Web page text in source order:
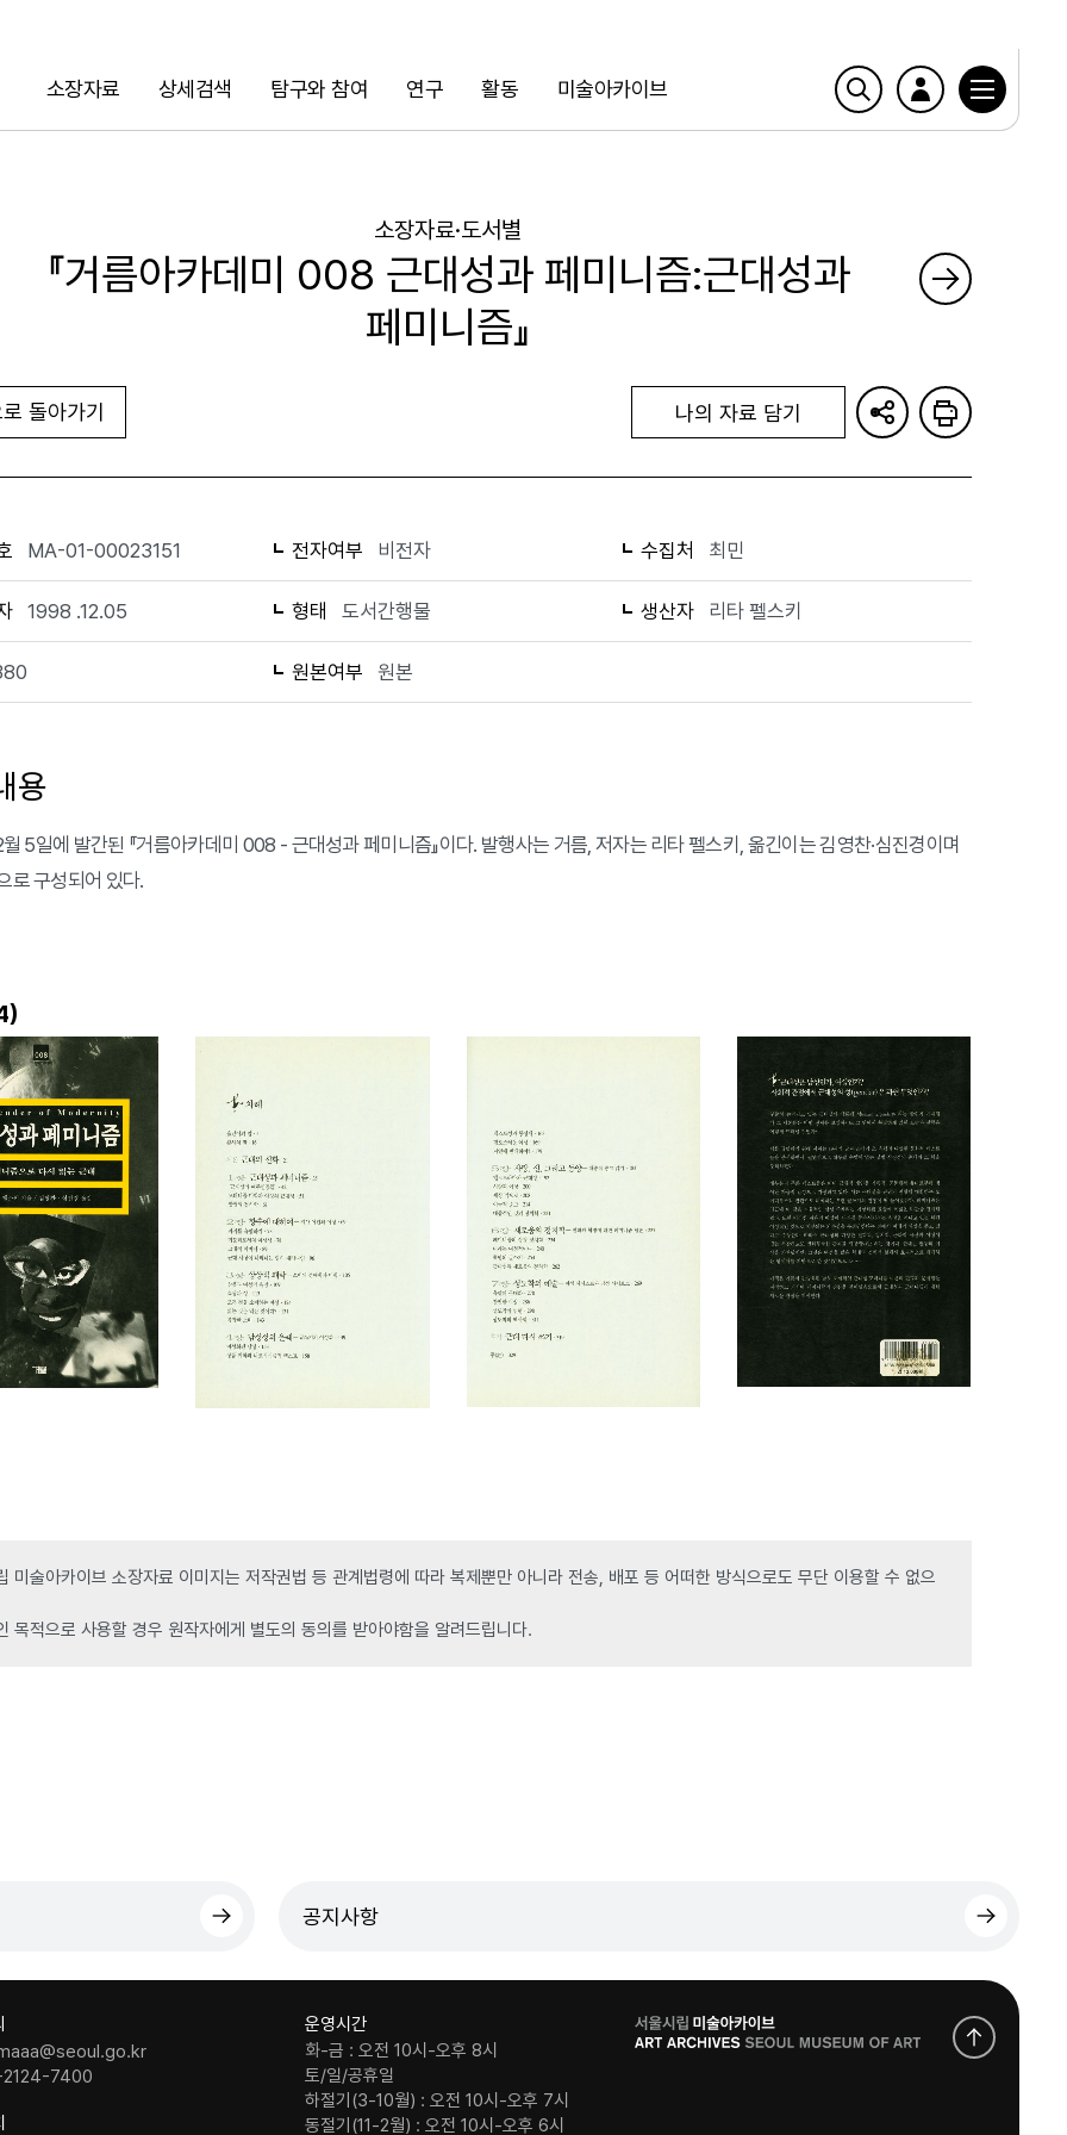
소장자료 상세검색 탐구와 참여 연구 활동 미술아카이브
검색
소장자료·도서별
『거름아카데미 008 근대성과 페미니즘:근대성과
페미니즘』
돌아가기 나의 자료 담기
MA-01-00023151 전자여부 비전자 수집처 최민
1998 .12.05 형태 도서간행물 생산자 리타 펠스키
원본여부 원본
용
5일에 발간된 『거름아카데미 008 - 근대성과 페미니즘』이다. 발행사는 거름, 저자는 리타 펠스키, 옮긴이는 김영찬·심진경이며
로 구성되어 있다.
)
미술아카이브 소장자료 이미지는 저작권법 등 관계법령에 따라 복제뿐만 아니라 전송, 배포 등 어떠한 방식으로도 무단 이용할 수 없으
목적으로 사용할 경우 원작자에게 별도의 동의를 받아야함을 알려드립니다.
공지사항
7400
운영시간
화-금 : 오전 10시-오후 8시
토/일/공휴일
하절기(3-10월) : 오전 10시-오후 7시
동절기(11-2월) : 오전 10시-오후 6시
로
고